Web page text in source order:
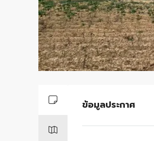
ข้อมูลประกาศ